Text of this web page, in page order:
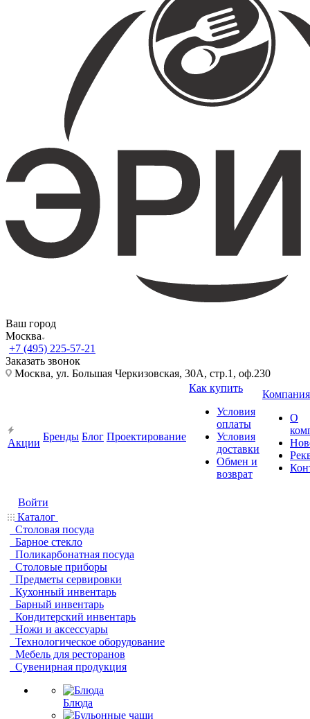
Ваш город
Москва
+7 (495) 225-57-21
Заказать звонок
Москва, ул. Большая Черкизовская, 30А, стр.1, оф.230
Акции
Бренды Блог Проектирование
Как купить
Условия
оплаты
Условия
доставки
Обмен и
возврат
Компания
О
Войти
Каталог
Столовая посуда
Барное стекло
Поликарбонатная посуда
Столовые приборы
Предметы сервировки
Кухонный инвентарь
Барный инвентарь
Кондитерский инвентарь
Ножи и аксессуары
Технологическое оборудование
Мебель для ресторанов
Сувенирная продукция
Блюда